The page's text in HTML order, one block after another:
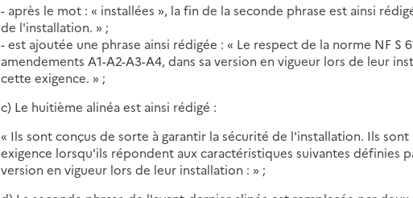
- après le mot : « installées », la fin de la seconde phrase est ainsi
de l'installation. » ;
- est ajoutée une phrase ainsi rédigée : « Le respect de la norme NF S
amendements A1-A2-A3-A4, dans sa version en vigueur lors de leur
cette exigence. » ;
c) Le huitième alinéa est ainsi rédigé :
« Ils sont conçus de sorte à garantir la sécurité de l'installation. Ils
exigence lorsqu'ils répondent aux caractéristiques suivantes définies
version en vigueur lors de leur installation : » ;